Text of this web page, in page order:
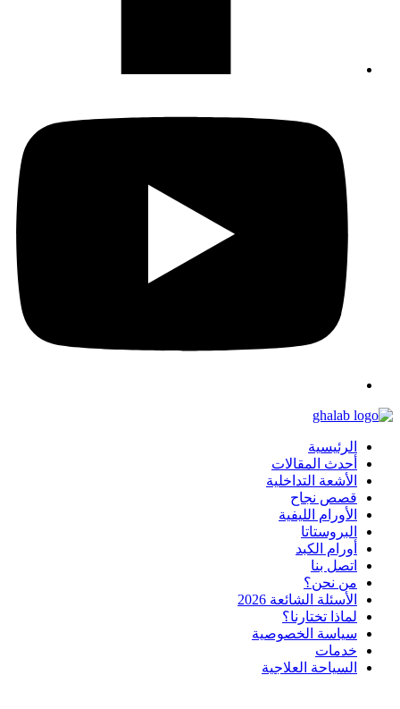
الرئيسية
أحدث المقالات
الأشعة التداخلية
قصص نجاح
الأورام الليفية
البروستاتا
أورام الكبد
اتصل بنا
من نحن؟
الأسئلة الشائعة 2026
لماذا تختارنا؟
سياسة الخصوصية
خدمات
السياحة العلاجية